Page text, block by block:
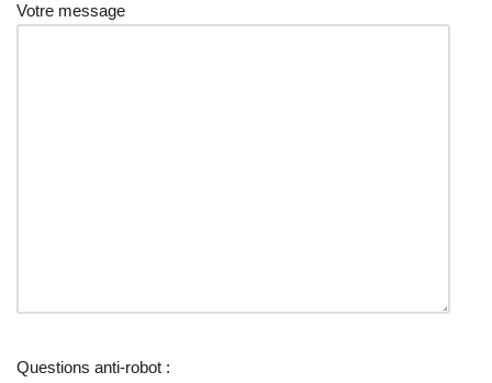
Votre message
Questions anti-robot :